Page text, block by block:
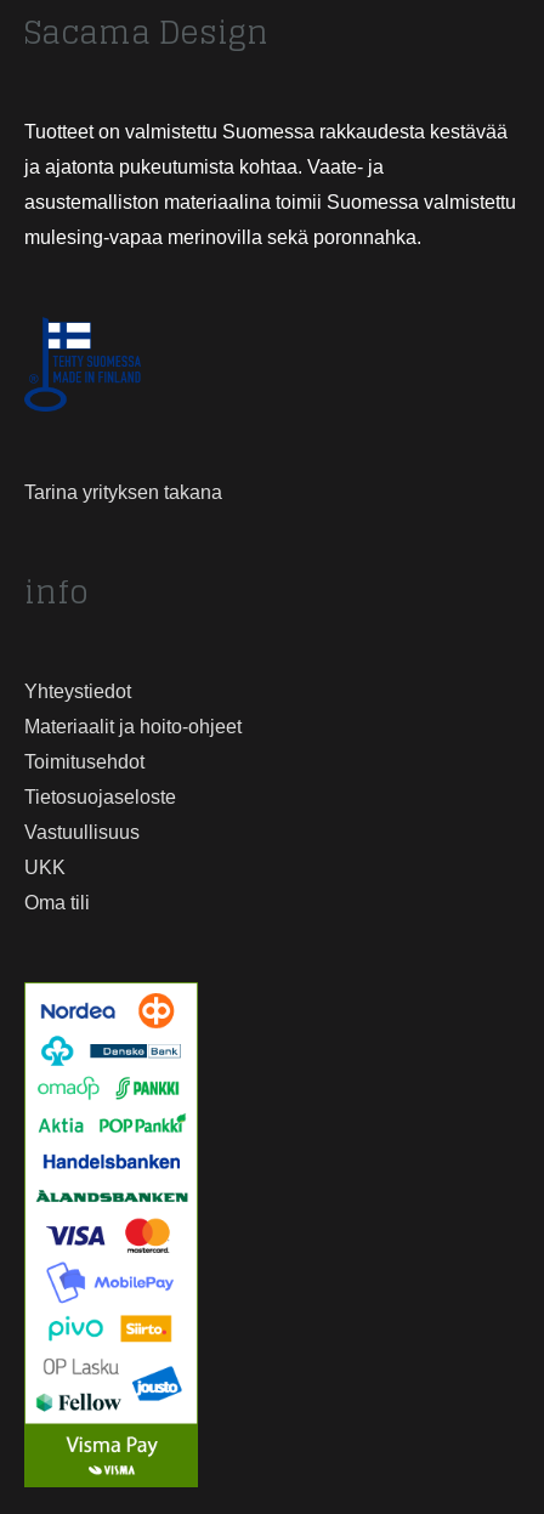
Sacama Design
Tuotteet on valmistettu Suomessa rakkaudesta kestävää
ja ajatonta pukeutumista kohtaa. Vaate- ja
asustemalliston materiaalina toimii Suomessa valmistettu
mulesing-vapaa merinovilla sekä poronnahka.
Tarina yrityksen takana
info
Yhteystiedot
Materiaalit ja hoito-ohjeet
Toimitusehdot
Tietosuojaseloste
Vastuullisuus
UKK
Oma tili